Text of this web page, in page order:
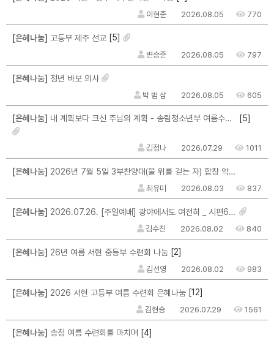
이현준 2026.08.05 770
[은혜나눔] 고등부 제주 선교 [5]
변승준 2026.08.05 797
[은혜나눔] 청년 바보 의사
박 범 삼 2026.08.05 605
[은혜나눔] 내 계획보다 크신 주님의 계획 - 송림청소년부 여름수련회를 마치며... [5]
김정나 2026.07.29 1011
[은혜나눔] 2026년 7월 5일 3부찬양대(물 위를 걷는 자) 합창 악보를 구할 수 없을까요?
최유미 2026.08.03 837
[은혜나눔] 2026.07.26. [주일예배] 광야에서도 여전히 _ 시편63편 _ 마크최 목사님
김수진 2026.08.02 840
[은혜나눔] 26년 여름 서현 중등부 수련회 나눔 [2]
김선영 2026.08.02 983
[은혜나눔] 2026 서현 고등부 여름 수련회 은혜나눔 [12]
김현승 2026.07.29 1561
[은혜나눔] 송청 여름 수련회를 마치며 [4]